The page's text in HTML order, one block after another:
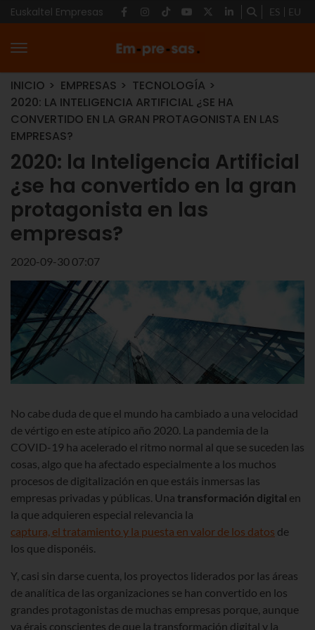
Euskaltel Empresas ES EU
INICIO EMPRESAS
TECNOLOGÍA
2020: LA INTELIGENCIA ARTIFICIAL ¿SE HA
CONVERTIDO EN LA GRAN PROTAGONISTA EN LAS
EMPRESAS?
2020: la Inteligencia Artificial
¿se ha convertido en la gran
protagonista en las
empresas?
2020-09-30 07:07
No cabe duda de que el mundo ha cambiado a una velocidad
de vértigo en este atípico año 2020. La pandemia de la
COVID-19 ha acelerado el ritmo normal al que se suceden las
cosas, algo que ha afectado especialmente a los muchos
procesos de digitalización en que estáis inmersas las
empresas privadas y públicas. Una transformación digital en
la que adquieren especial relevancia la
captura, el tratamiento y la puesta en valor de los datos de
los que disponéis.
Y, casi sin darse cuenta, los proyectos liderados por las áreas
de analítica de las organizaciones se han convertido en los
grandes protagonistas de muchas empresas porque, aunque
ya érais conscientes de que la transformación digital y la